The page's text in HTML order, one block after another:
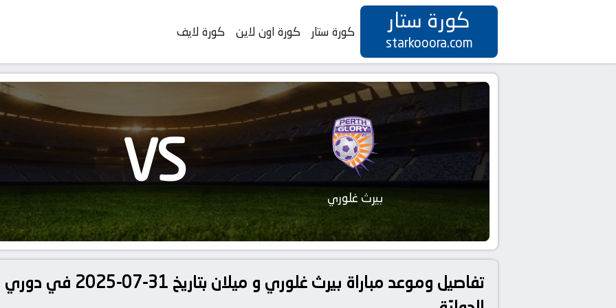
كورة ستار
starkooora.com
كورة ستار كورة اون لاين كورة لايف
بيرث غلوري VS
تفاصيل وموعد مباراة بيرث